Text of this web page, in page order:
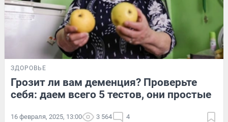
ЗДОРОВЬЕ
Грозит ли вам деменция? Проверьте
себя: даем всего 5 тестов, они простые
16 февраля, 2025, 13:00 3 564 4